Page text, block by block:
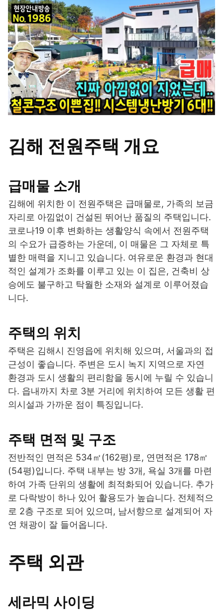
김해 전원주택 개요
급매물 소개
김해에 위치한 이 전원주택은 급매물로, 가족의 보금
자리로 아낌없이 건설된 뛰어난 품질의 주택입니다.
코로나19 이후 변화하는 생활양식 속에서 전원주택
의 수요가 급증하는 가운데, 이 매물은 그 자체로 특
별한 매력을 지니고 있습니다. 여유로운 환경과 현대
적인 설계가 조화를 이루고 있는 이 집은, 건축비 상
승에도 불구하고 탁월한 소재와 설계로 이루어졌습
니다.
주택의 위치
주택은 김해시 진영읍에 위치해 있으며, 서울과의 접
근성이 좋습니다. 주변은 도시 녹지 지역으로 자연
환경과 도시 생활의 편리함을 동시에 누릴 수 있습니
다. 읍내까지 차로 3분 거리에 위치하여 모든 생활 편
의시설과 가까운 점이 특징입니다.
주택 면적 및 구조
전반적인 면적은 534㎡(162평)로, 연면적은 178㎡
(54평)입니다. 주택 내부는 방 3개, 욕실 3개를 마련
하여 가족 단위의 생활에 최적화되어 있습니다. 추가
로 다락방이 하나 있어 활용도가 높습니다. 전체적으
로 2층 구조로 되어 있으며, 남서향으로 설계되어 자
연 채광이 잘 들어옵니다.
주택 외관
세라믹 사이딩